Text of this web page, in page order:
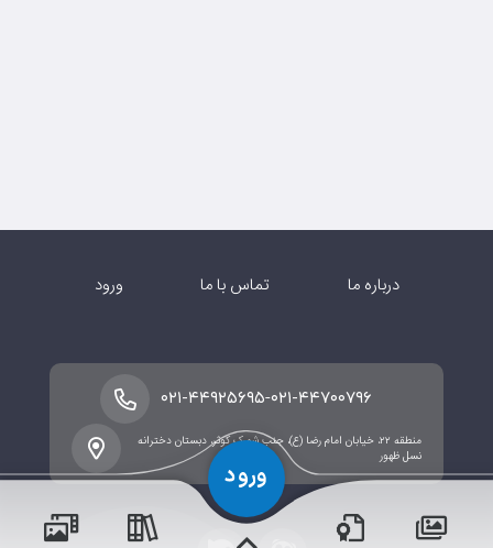
درباره ما تماس با ما ورود
منطقه ۲۲، خیابان امام رضا (ع)، جنب شهرک کوثر، دبستان دخترانه
نسل ظهور
۰۲۱-۴۴۷۰۰۷۹۶-۰۲۱-۴۴۹۲۵۶۹۵